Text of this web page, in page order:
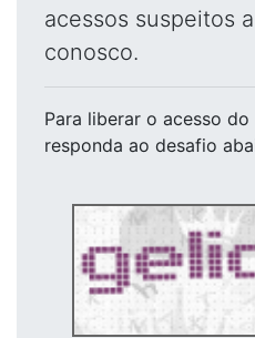
acessos suspeitos
conosco.
Para liberar o acesso do
responda ao desafio